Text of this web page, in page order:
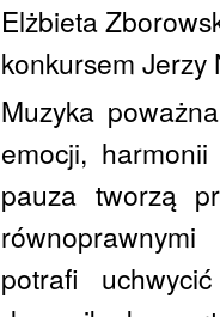
Elżbieta
konkursem
Muzyka
emocji,
pauza tworzą
potrafi